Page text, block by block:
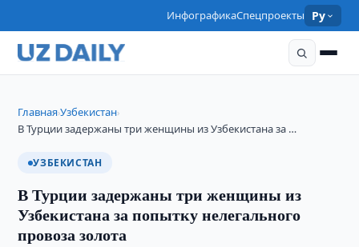
ИнфографикаСпецпроекты Ру
Главная›Узбекистан›
В Турции задержаны три женщины из Узбекистана за …
УЗБЕКИСТАН
В Турции задержаны три женщины из
Узбекистана за попытку нелегального
провоза золота